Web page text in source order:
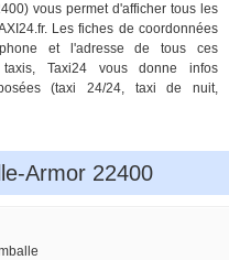
vous permet d'afficher tous les
Les fiches de coordonnées
et l'adresse de tous ces
Taxi24 vous donne infos
(taxi 24/24, taxi de nuit,
Armor 22400